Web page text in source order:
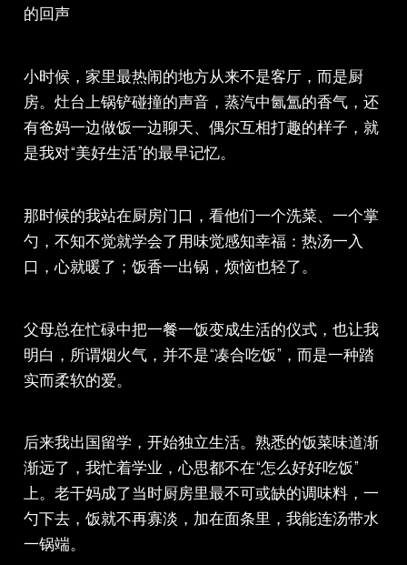
的回声
小时候，家里最热闹的地方从来不是客厅，而是厨
房。灶台上锅铲碰撞的声音，蒸汽中氤氲的香气，还
有爸妈一边做饭一边聊天、偶尔互相打趣的样子，就
是我对“美好生活”的最早记忆。
那时候的我站在厨房门口，看他们一个洗菜、一个掌
勺，不知不觉就学会了用味觉感知幸福：热汤一入
口，心就暖了；饭香一出锅，烦恼也轻了。
父母总在忙碌中把一餐一饭变成生活的仪式，也让我
明白，所谓烟火气，并不是“凑合吃饭”，而是一种踏
实而柔软的爱。
后来我出国留学，开始独立生活。熟悉的饭菜味道渐
渐远了，我忙着学业，心思都不在“怎么好好吃饭”
上。老干妈成了当时厨房里最不可或缺的调味料，一
勺下去，饭就不再寡淡，加在面条里，我能连汤带水
一锅端。